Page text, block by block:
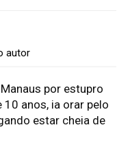
autor
por estupro
anos, ia orar pelo
estar cheia de